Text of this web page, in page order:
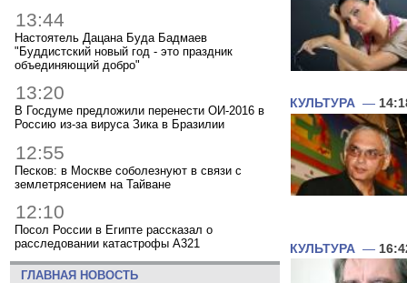
13:44
Настоятель Дацана Буда Бадмаев
"Буддистский новый год - это праздник
объединяющий добро"
13:20
В Госдуме предложили перенести ОИ-2016 в
Россию из-за вируса Зика в Бразилии
12:55
Песков: в Москве соболезнуют в связи с
землетрясением на Тайване
12:10
Посол России в Египте рассказал о
расследовании катастрофы A321
ГЛАВНАЯ НОВОСТЬ
КУЛЬТУРА —
КУЛЬТУРА —